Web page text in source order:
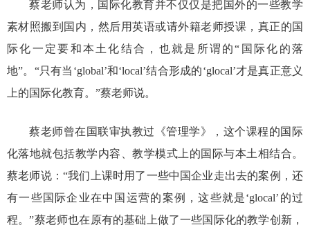
蔡老师认为，国际化教育并不仅仅是把国外的一些教学
素材照搬到国内，然后用英语或请外籍老师授课，真正的国
际化一定要和本土化结合，也就是所谓的“国际化的落
地”。“只有当‘global’和‘local’结合形成的‘glocal’才是真正意义
上的国际化教育。”蔡老师说。
蔡老师曾在国联审执教过《管理学》，这个课程的国际
化落地就包括教学内容、教学模式上的国际与本土相结合。
蔡老师说：“我们上课时用了一些中国企业走出去的案例，还
有一些国际企业在中国运营的案例，这些就是‘glocal’ 的过
程。”蔡老师也在原有的基础上做了一些国际化的教学创新，